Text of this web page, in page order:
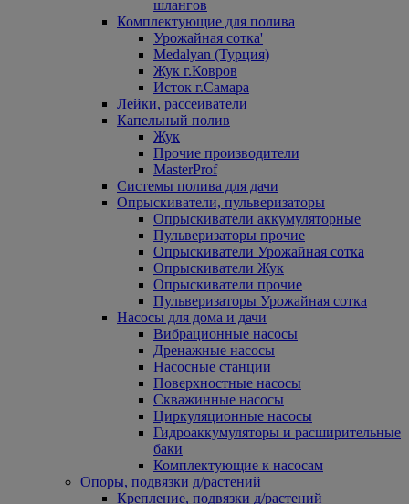
шлангов
Комплектующие для полива
Урожайная сотка'
Medalyan (Турция)
Жук г.Ковров
Исток г.Самара
Лейки, рассеиватели
Капельный полив
Жук
Прочие производители
MasterProf
Системы полива для дачи
Опрыскиватели, пульверизаторы
Опрыскиватели аккумуляторные
Пульверизаторы прочие
Опрыскиватели Урожайная сотка
Опрыскиватели Жук
Опрыскиватели прочие
Пульверизаторы Урожайная сотка
Насосы для дома и дачи
Вибрационные насосы
Дренажные насосы
Насосные станции
Поверхностные насосы
Скважинные насосы
Циркуляционные насосы
Гидроаккумуляторы и расширительные
баки
Комплектующие к насосам
Опоры, подвязки д/растений
Крепление, подвязки д/растений